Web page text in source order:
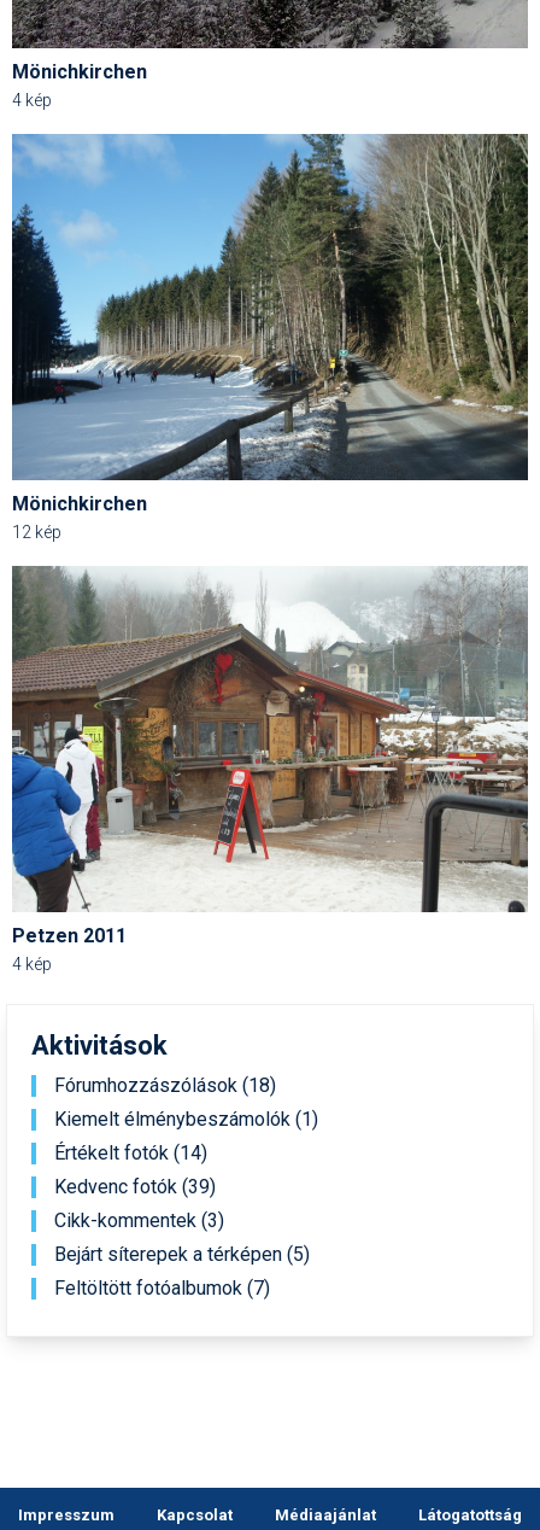
Mönichkirchen
4 kép
Mönichkirchen
12 kép
Petzen 2011
4 kép
Aktivitások
Fórumhozzászólások (18)
Kiemelt élménybeszámolók (1)
Értékelt fotók (14)
Kedvenc fotók (39)
Cikk-kommentek (3)
Bejárt síterepek a térképen (5)
Feltöltött fotóalbumok (7)
Impresszum Kapcsolat Médiaajánlat Látogatottság